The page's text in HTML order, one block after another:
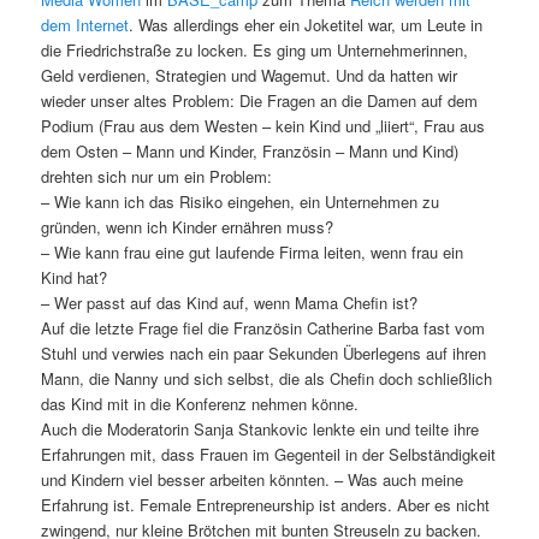
dem Internet. Was allerdings eher ein Joketitel war, um Leute in
die Friedrichstraße zu locken. Es ging um Unternehmerinnen,
Geld verdienen, Strategien und Wagemut. Und da hatten wir
wieder unser altes Problem: Die Fragen an die Damen auf dem
Podium (Frau aus dem Westen – kein Kind und „liiert“, Frau aus
dem Osten – Mann und Kinder, Französin – Mann und Kind)
drehten sich nur um ein Problem:
– Wie kann ich das Risiko eingehen, ein Unternehmen zu
gründen, wenn ich Kinder ernähren muss?
– Wie kann frau eine gut laufende Firma leiten, wenn frau ein
Kind hat?
– Wer passt auf das Kind auf, wenn Mama Chefin ist?
Auf die letzte Frage fiel die Französin Catherine Barba fast vom
Stuhl und verwies nach ein paar Sekunden Überlegens auf ihren
Mann, die Nanny und sich selbst, die als Chefin doch schließlich
das Kind mit in die Konferenz nehmen könne.
Auch die Moderatorin Sanja Stankovic lenkte ein und teilte ihre
Erfahrungen mit, dass Frauen im Gegenteil in der Selbständigkeit
und Kindern viel besser arbeiten könnten. – Was auch meine
Erfahrung ist. Female Entrepreneurship ist anders. Aber es nicht
zwingend, nur kleine Brötchen mit bunten Streuseln zu backen.